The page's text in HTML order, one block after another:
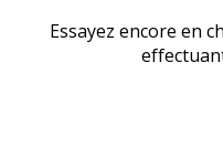
Essayez encore en